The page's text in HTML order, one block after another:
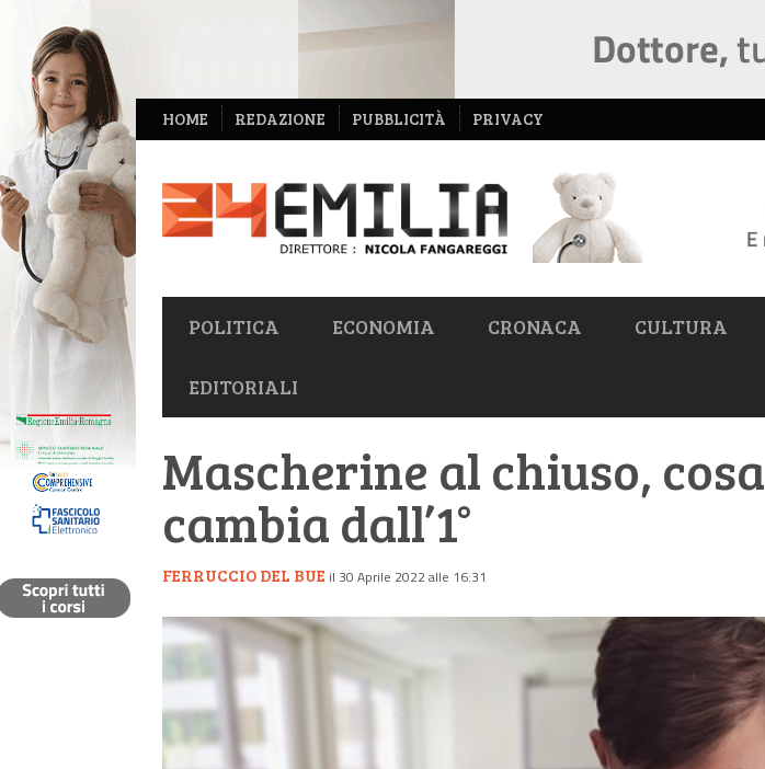
NAVIGAZIONE
SECONDARIA
HOME REDAZIONE PUBBLICITÀ PRIVACY
NAVIGAZIONE
PRIMARIA
POLITICA ECONOMIA CRONACA CULTURA
EDITORIALI
Mascherine al chiuso, cosa
cambia dall’1°
FERRUCCIO DEL BUE il 30 Aprile 2022 alle 16:31